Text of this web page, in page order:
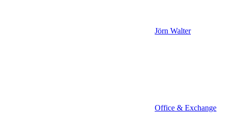
Jörn Walter
Office & Exchange